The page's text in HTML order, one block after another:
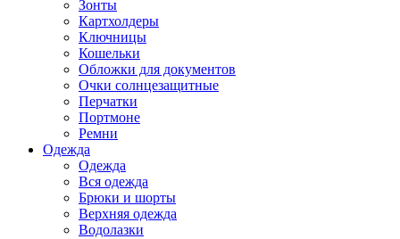
Зонты
Картхолдеры
Ключницы
Кошельки
Обложки для документов
Очки солнцезащитные
Перчатки
Портмоне
Ремни
Одежда
Одежда
Вся одежда
Брюки и шорты
Верхняя одежда
Водолазки